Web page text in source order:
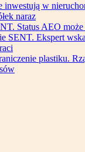
inwestują w
naraz
Status AEO
SENT. Ekspert
plastiku.